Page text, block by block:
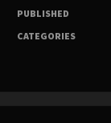
PUBLISHED
CATEGORIES